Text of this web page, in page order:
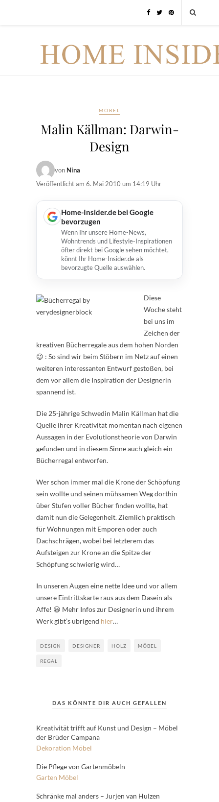
MÖBEL
Malin Källman: Darwin-
Design
von Nina
Veröffentlicht am 6. Mai 2010 um 14:19 Uhr
Home-Insider.de bei Google
bevorzugen
Wenn Ihr unsere Home-News,
Wohntrends und Lifestyle-Inspirationen
öfter direkt bei Google sehen möchtet,
könnt Ihr Home-Insider.de als
bevorzugte Quelle auswählen.
Diese
Woche steht
bei uns im
Zeichen der
kreativen Bücherregale aus dem hohen Norden
😉 : So sind wir beim Stöbern im Netz auf einen
weiteren interessanten Entwurf gestoßen, bei
dem vor allem die Inspiration der Designerin
spannend ist.
Die 25-jährige Schwedin Malin Källman hat die
Quelle ihrer Kreativität momentan nach eigenen
Aussagen in der Evolutionstheorie von Darwin
gefunden und in diesem Sinne auch gleich ein
Bücherregal entworfen.
Wer schon immer mal die Krone der Schöpfung
sein wollte und seinen mühsamen Weg dorthin
über Stufen voller Bücher finden wollte, hat
damit nun die Gelegenheit. Ziemlich praktisch
für Wohnungen mit Emporen oder auch
Dachschrägen, wobei bei letzterem das
Aufsteigen zur Krone an die Spitze der
Schöpfung schwierig wird…
In unseren Augen eine nette Idee und vor allem
unsere Eintrittskarte raus aus dem Dasein als
Affe! 😀 Mehr Infos zur Designerin und ihrem
Werk gibt’s übrigend hier…
DESIGN DESIGNER HOLZ MÖBEL
REGAL
DAS KÖNNTE DIR AUCH GEFALLEN
Kreativität trifft auf Kunst und Design – Möbel
der Brüder Campana
Dekoration Möbel
Die Pflege von Gartenmöbeln
Garten Möbel
Schränke mal anders – Jurjen van Hulzen